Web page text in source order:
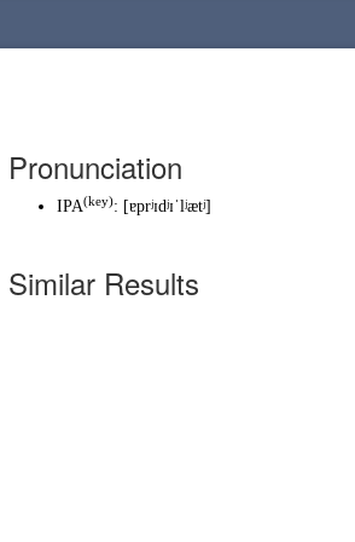
Pronunciation
IPA(key): [ɐprʲɪdʲɪˈlʲætʲ]
Similar Results